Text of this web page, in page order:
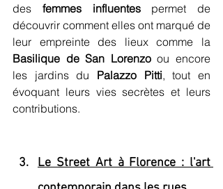
des femmes influentes permet de
découvrir comment elles ont marqué de
Basilique de San Lorenzo ou encore
les jardins du Palazzo Pitti, tout en
évoquant leurs vies secrètes et leurs
contributions.
Le Street Art à Florence : l'art